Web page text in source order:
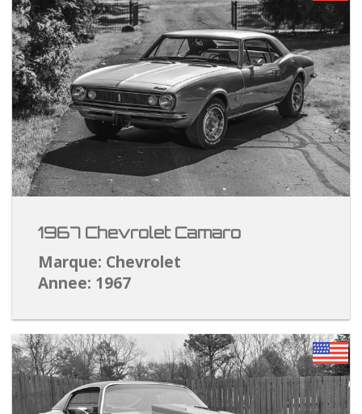
1967 Chevrolet Camaro
Marque: Chevrolet
Annee: 1967